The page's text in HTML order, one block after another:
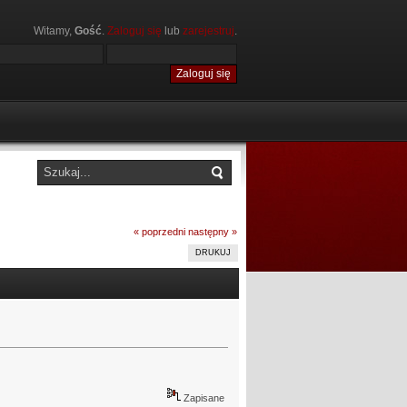
Witamy, Gość. Zaloguj się lub zarejestruj.
« poprzedni następny »
DRUKUJ
Zapisane